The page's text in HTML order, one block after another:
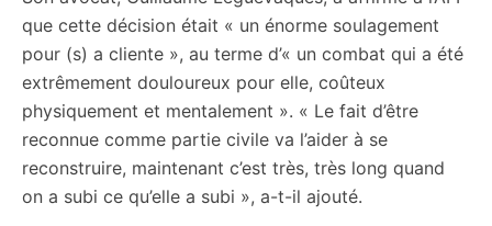
que cette décision était « un énorme soulagement
pour (s) a cliente », au terme d’« un combat qui a été
extrêmement douloureux pour elle, coûteux
physiquement et mentalement ». « Le fait d’être
reconnue comme partie civile va l’aider à se
reconstruire, maintenant c’est très, très long quand
on a subi ce qu’elle a subi », a-t-il ajouté.